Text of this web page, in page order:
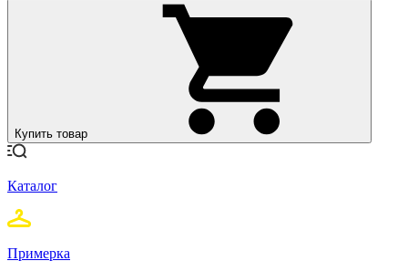
Купить товар
Каталог
Примерка